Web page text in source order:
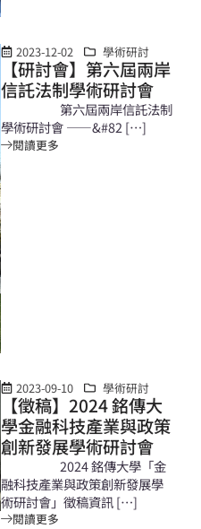
2023-12-02 學術研討
【研討會】第六屆兩岸
信託法制學術研討會
第六屆兩岸信託法制
學術研討會 ——&#82 […]
閱讀更多
2023-09-10 學術研討
【徵稿】2024 銘傳大
學金融科技產業與政策
創新發展學術研討會
2024 銘傳大學「金
融科技產業與政策創新發展學
術研討會」徵稿資訊 […]
閱讀更多